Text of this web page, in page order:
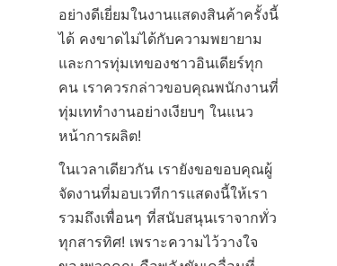
อย่างดีเยี่ยมในงานแสดงสินค้าครั้งนี้
ได้ คงขาดไม่ได้กับความพยายาม
และการทุ่มเทของชาวอินเดียร์ทุก
คน เราควรกล่าวขอบคุณพนักงานที่
ทุ่มเททำงานอย่างเงียบๆ ในแนว
หน้าการผลิต!
ในเวลาเดียวกัน เรายังขอขอบคุณผู้
จัดงานที่มอบเวทีการแสดงนี้ให้เรา
รวมถึงเพื่อนๆ ที่สนับสนุนเราจากทั่ว
ทุกสารทิศ! เพราะความไว้วางใจ